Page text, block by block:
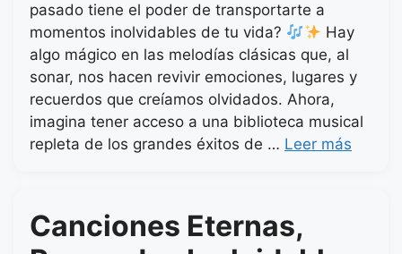
pasado tiene el poder de transportarte a
momentos inolvidables de tu vida?
Hay
algo mágico en las melodías clásicas que, al
sonar, nos hacen revivir emociones, lugares y
recuerdos que creíamos olvidados. Ahora,
imagina tener acceso a una biblioteca musical
repleta de los grandes éxitos de … Leer más
Canciones Eternas,